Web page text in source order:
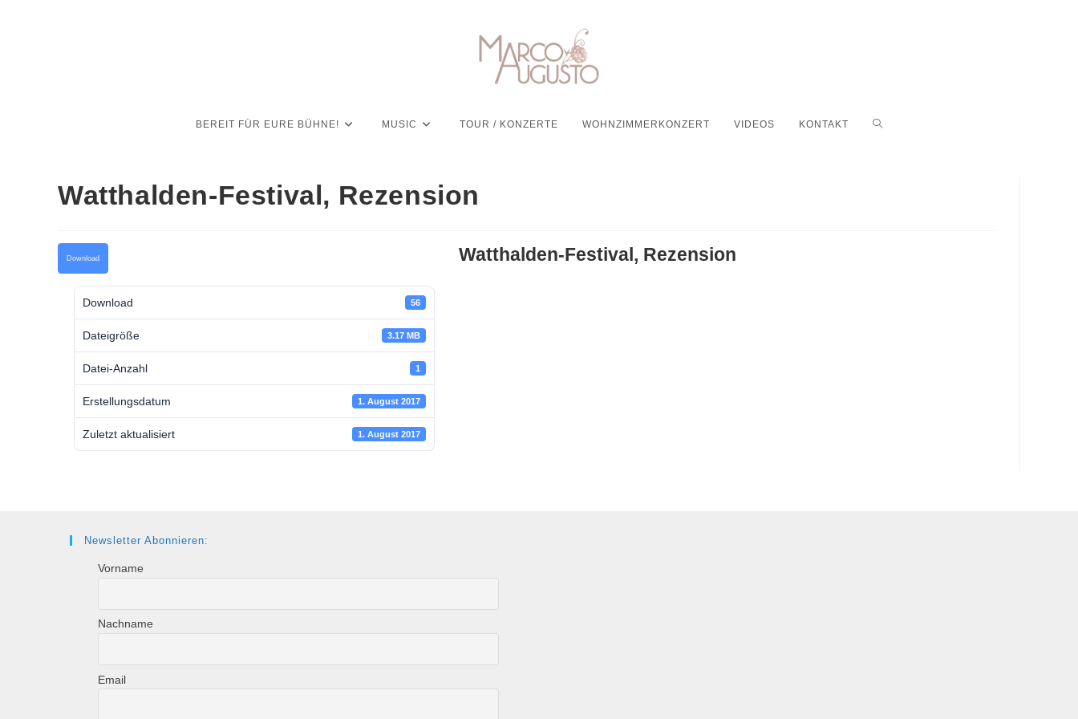
BEREIT FÜR EURE BÜHNE! MUSIC TOUR / KONZERTE WOHNZIMMERKONZERT VIDEOS KONTAKT
WEBSITE-
Watthalden-Festival, Rezension
Download
Download 56
Dateigröße 3.17 MB
Datei-Anzahl 1
Erstellungsdatum 1. August 2017
Zuletzt aktualisiert 1. August 2017
Watthalden-Festival, Rezension
Newsletter Abonnieren:
Vorname
Nachname
Email